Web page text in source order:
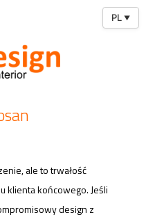
PL ▼
ale to trwałość
klienta końcowego. Jeśli
design z